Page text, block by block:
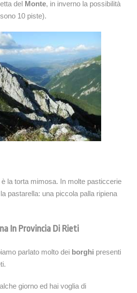
del Monte, in inverno la possibilità
10 piste).
la torta mimosa. In molte pasticcerie
pastarella: una piccola palla ripiena
In Provincia Di Rieti
parlato molto dei borghi presenti
giorno ed hai voglia di